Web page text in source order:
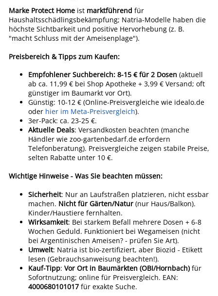
Marke Protect Home ist marktführend für
Haushaltsschädlingsbekämpfung; Natria-Modelle haben die
höchste Sichtbarkeit und positive Hervorhebung (z. B.
"macht Schluss mit der Ameisenplage").
Preisbereich & Tipps zum Kaufen:
Empfohlener Suchbereich: 8-15 € für 2 Dosen (aktuell
ab ca. 11,99 € bei Shop Apotheke + 3,99 € Versand; oft
günstiger im Baumarkt vor Ort).
Günstig: 10-12 € (Online-Preisvergleiche wie idealo.de
oder hier im Meta-Preisvergleich).
3er-Pack: ca. 23-25 €.
Aktuelle Deals: Versandkosten beachten (manche
Händler wie zoo-gartenbedarf.de erfordern
Telefonberatung). Preisvergleiche zeigen stabile Preise,
selten Rabatte unter 10 €.
Wichtige Hinweise - Was Sie beachten müssen:
Sicherheit: Nur an Laufstraßen platzieren, nicht essbar
machen. Nicht für Gärten/Natur (nur Haus/Balkon).
Kinder/Haustiere fernhalten.
Wirksamkeit: Bei starkem Befall mehrere Dosen + 6-8
Wochen Geduld. Funktioniert bei Wegameisen (nicht
bei Argentinischen Ameisen? - prüfen Sie Art).
Umwelt: Natria ist bio-zertifiziert, aber Biozid - Etikett
lesen (Gebrauchsanweisung beachten!).
Kauf-Tipp: Vor Ort in Baumärkten (OBI/Hornbach) für
Sofortnutzung; online für Preisvergleich. EAN:
4000680101017 für exakte Suche.